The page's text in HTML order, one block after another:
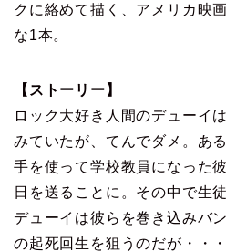
クに絡めて描く、アメリカ映
な1本。
【ストーリー】
ロック大好き人間のデューイ
みていたが、てんでダメ。あ
手を使って学校教員になった
日を送ることに。その中で生
デューイは彼らを巻き込みバ
の起死回生を狙うのだが・・